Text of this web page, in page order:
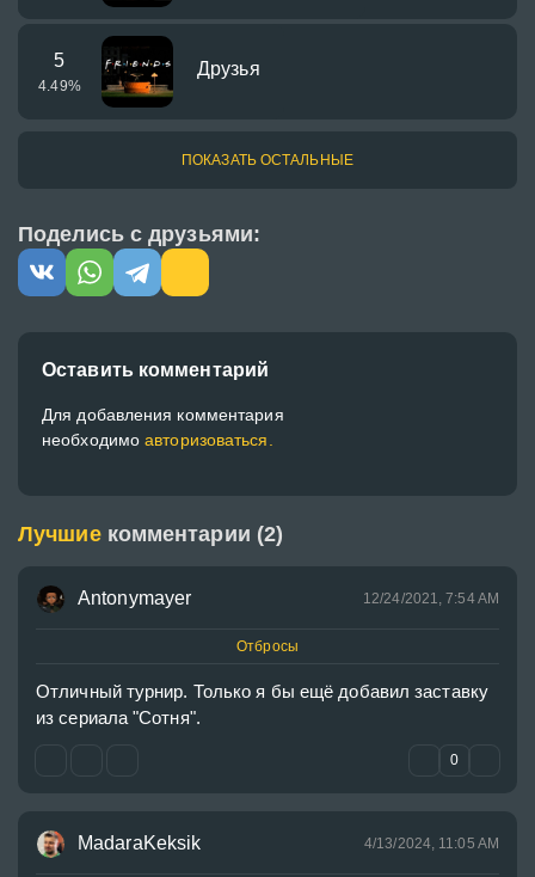
5
4.49%
Друзья
ПОКАЗАТЬ ОСТАЛЬНЫЕ
Поделись с друзьями:
Оставить комментарий
Для добавления комментария
необходимоавторизоваться.
Лучшие комментарии (2)
Antonymayer 12/24/2021, 7:54 AM
Отбросы
Отличный турнир. Только я бы ещё добавил заставку
из сериала "Сотня".
0
MadaraKeksik 4/13/2024, 11:05 AM